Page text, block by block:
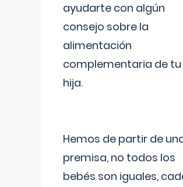
ayudarte con algún
consejo sobre la
alimentación
complementaria de tu
hija.
Hemos de partir de
premisa, no todos los
bebés son iguales,